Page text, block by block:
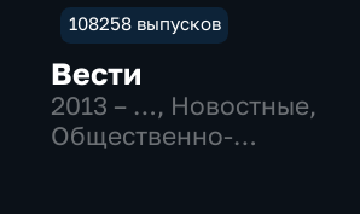
108258 выпусков
Вести
2013 – …, Новостные,
Общественно-